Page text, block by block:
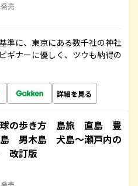
売
準に、東京にある数千社の神社
ギナーに優しく、ツウも納得の
詳細を見る
の歩き方 島旅 直島 豊
男木島 犬島～瀬戸内の
改訂版